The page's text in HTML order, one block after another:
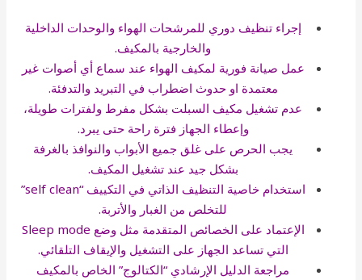
إجراء تنظيف دوري للمرشحات الهواء والوحدات الداخلية
والخارجية بالمكيف.
عمل صيانة فورية لمكيف الهواء عند سماع أي أصوات غير
معتمدة او حدوث اضطراب في التبريد والتدفئة.
عدم تشغيل مكيف السبلت بشكل مفرط ولفترات طويلة،
وإعطاء الجهاز فترة راحة حتى يبرد.
يجب الحرص على غلق جميع الأبواب والنوافذ بالغرفة
بشكل جيد عند تشغيل المكيف.
استخدام خاصية التنظيف الذاتي في التكييف “self clean”
للتخلص من الغبار والأتربة.
الإعتماد على الخصائص المتقدمة مثل وضع Sleep mode
التي تساعد الجهاز على التشغيل والإيقاف التلقائي.
مراجعة الدليل الإرشادي “الكتالوج” الخاص بالمكيف